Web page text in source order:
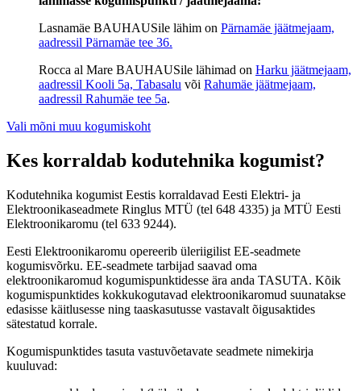
Lasnamäe BAUHAUSile lähim on Pärnamäe jäätmejaam,
aadressil Pärnamäe tee 36.
Rocca al Mare BAUHAUSile lähimad on Harku jäätmejaam,
aadressil Kooli 5a, Tabasalu või Rahumäe jäätmejaam,
aadressil Rahumäe tee 5a.
Vali mõni muu kogumiskoht
Kes korraldab kodutehnika kogumist?
Kodutehnika kogumist Eestis korraldavad Eesti Elektri- ja
Elektroonikaseadmete Ringlus MTÜ (tel 648 4335) ja MTÜ Eesti
Elektroonikaromu (tel 633 9244).
Eesti Elektroonikaromu opereerib üleriigilist EE-seadmete
kogumisvõrku. EE-seadmete tarbijad saavad oma
elektroonikaromud kogumispunktidesse ära anda TASUTA. Kõik
kogumispunktides kokkukogutavad elektroonikaromud suunatakse
edasisse käitlusesse ning taaskasutusse vastavalt õigusaktides
sätestatud korrale.
Kogumispunktides tasuta vastuvõetavate seadmete nimekirja
kuuluvad: